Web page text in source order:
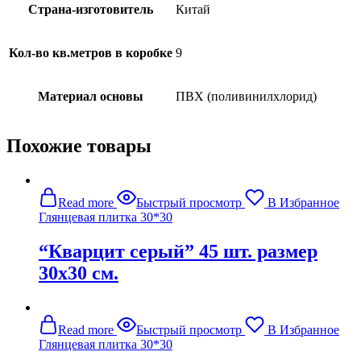
Страна-изготовитель Китай
Кол-во кв.метров в коробке 9
Материал основы ПВХ (поливинилхлорид)
Похожие товары
Read more Быстрый просмотр
В Избранное
Глянцевая плитка 30*30
“Кварцит серый” 45 шт. размер
30х30 см.
Read more Быстрый просмотр
В Избранное
Глянцевая плитка 30*30